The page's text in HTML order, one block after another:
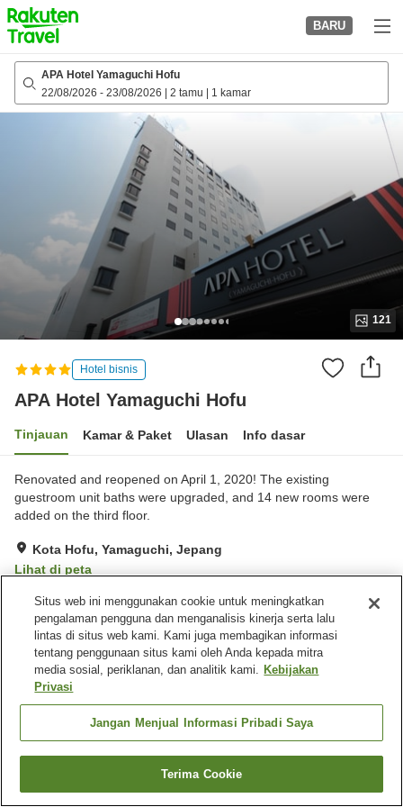
to
top
page
BARU
APA Hotel Yamaguchi Hofu
22/08/2026 - 23/08/2026 2 tamu 1 kamar
121
Hotel bisnis
APA Hotel Yamaguchi Hofu
Tinjauan Kamar & Paket Ulasan Info dasar
Renovated and reopened on April 1, 2020! The existing
guestroom unit baths were upgraded, and 14 new rooms were
added on the third floor.
Kota Hofu, Yamaguchi, Jepang
Lihat di peta
Sangat baik Ulasan: 380
Fasilitas properti
Tempat parkir
Spa / Salon kecantikan
Restoran
Beranda Jepang Yamaguchi
Kota Hofu
APA Hotel Yamaguchi Hofu
Cari kamar
Situs web ini menggunakan cookie untuk meningkatkan
pengalaman pengguna dan menganalisis kinerja serta lalu
lintas di situs web kami. Kami juga membagikan informasi
tentang penggunaan situs kami oleh Anda kepada mitra
media sosial, periklanan, dan analitik kami. Kebijakan
Privasi
Jangan Menjual Informasi Pribadi Saya
Terima Cookie